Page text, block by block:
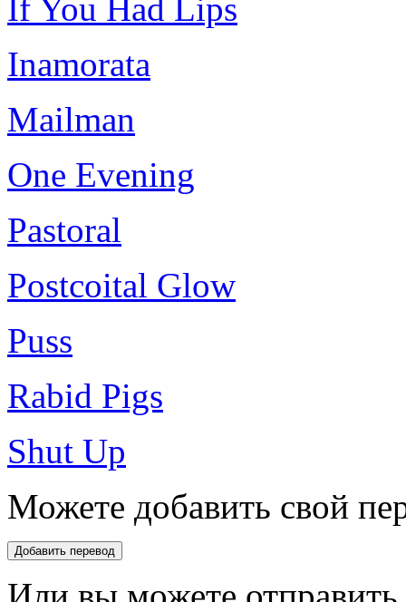
If You Had Lips
Inamorata
Mailman
One Evening
Pastoral
Postcoital Glow
Puss
Rabid Pigs
Shut Up
Можете добавить свой